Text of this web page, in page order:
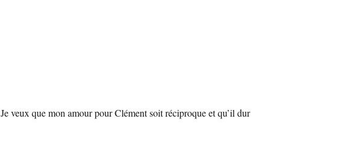
Je veux que mon amour pour Clément soit réciproque et qu’il dur